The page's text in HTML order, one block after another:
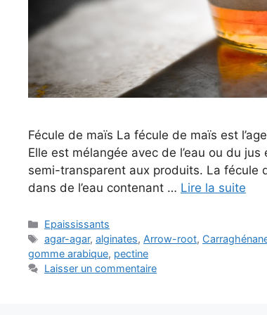
Fécule de maïs La fécule de maïs est
Elle est mélangée avec de l’eau ou du
semi-transparent aux produits. La fécule
dans de l’eau contenant … Lire la suite
Catégories
Epaississants
Étiquettes
agar-agar,alginates,Arrow-root,
gomme arabique, pectine
Laisser un commentaire